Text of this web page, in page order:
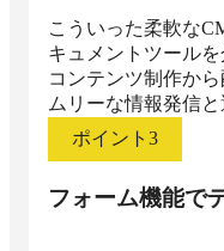
こういった柔軟な
キュメントツール
コンテンツ制作か
ムリーな情報発信
ポイント 3
フォーム機能で